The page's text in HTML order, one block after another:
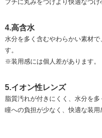
フチに丸みをつけより快適なつけ
4.高含水
水分を多く含むやわらかい素材
す。
※装用感には個人差があります。
5.イオン性レンズ
脂質汚れが付きにくく、水分を
瞳への負担が少なく、快適な装用